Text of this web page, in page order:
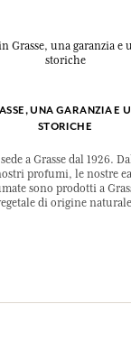
UNA GARANZIA E
STORICHE
a Grasse dal 1926.
profumi, le nostre
sono prodotti a
di origine